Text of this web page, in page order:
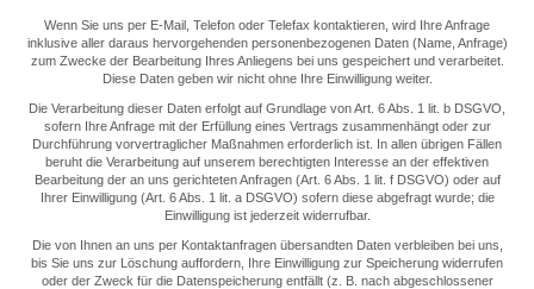
Wenn Sie uns per E-Mail, Telefon oder Telefax kontaktieren, wird Ihre Anfrage
inklusive aller daraus hervorgehenden personenbezogenen Daten (Name, Anfrage)
zum Zwecke der Bearbeitung Ihres Anliegens bei uns gespeichert und verarbeitet.
Diese Daten geben wir nicht ohne Ihre Einwilligung weiter.
Die Verarbeitung dieser Daten erfolgt auf Grundlage von Art. 6 Abs. 1 lit. b DSGVO,
sofern Ihre Anfrage mit der Erfüllung eines Vertrags zusammenhängt oder zur
Durchführung vorvertraglicher Maßnahmen erforderlich ist. In allen übrigen Fällen
beruht die Verarbeitung auf unserem berechtigten Interesse an der effektiven
Bearbeitung der an uns gerichteten Anfragen (Art. 6 Abs. 1 lit. f DSGVO) oder auf
Ihrer Einwilligung (Art. 6 Abs. 1 lit. a DSGVO) sofern diese abgefragt wurde; die
Einwilligung ist jederzeit widerrufbar.
Die von Ihnen an uns per Kontaktanfragen übersandten Daten verbleiben bei uns,
bis Sie uns zur Löschung auffordern, Ihre Einwilligung zur Speicherung widerrufen
oder der Zweck für die Datenspeicherung entfällt (z. B. nach abgeschlossener